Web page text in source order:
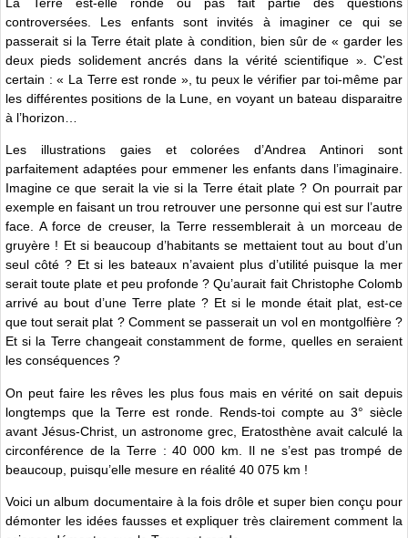
controversées. Les enfants sont invités à imaginer ce qui se
passerait si la Terre était plate à condition, bien sûr de « garder les
deux pieds solidement ancrés dans la vérité scientifique ». C’est
certain : « La Terre est ronde », tu peux le vérifier par toi-même par
les différentes positions de la Lune, en voyant un bateau disparaitre
à l’horizon…
Les illustrations gaies et colorées d’Andrea Antinori sont
parfaitement adaptées pour emmener les enfants dans l’imaginaire.
Imagine ce que serait la vie si la Terre était plate ? On pourrait par
exemple en faisant un trou retrouver une personne qui est sur l’autre
face. A force de creuser, la Terre ressemblerait à un morceau de
gruyère ! Et si beaucoup d’habitants se mettaient tout au bout d’un
seul côté ? Et si les bateaux n’avaient plus d’utilité puisque la mer
serait toute plate et peu profonde ? Qu’aurait fait Christophe Colomb
arrivé au bout d’une Terre plate ? Et si le monde était plat, est-ce
que tout serait plat ? Comment se passerait un vol en montgolfière ?
Et si la Terre changeait constamment de forme, quelles en seraient
les conséquences ?
On peut faire les rêves les plus fous mais en vérité on sait depuis
longtemps que la Terre est ronde. Rends-toi compte au 3° siècle
avant Jésus-Christ, un astronome grec, Eratosthène avait calculé la
circonférence de la Terre : 40 000 km. Il ne s’est pas trompé de
beaucoup, puisqu’elle mesure en réalité 40 075 km !
Voici un album documentaire à la fois drôle et super bien conçu pour
démonter les idées fausses et expliquer très clairement comment la